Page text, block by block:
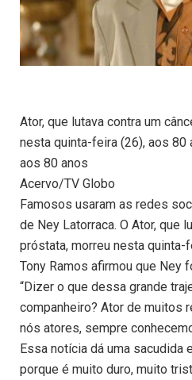
Ator, que lutava contra um
nesta quinta-feira (26), aos 80
aos 80 anos
Acervo/TV Globo
Famosos usaram as redes
de Ney Latorraca. O Ator, que
próstata, morreu nesta quinta-
Tony Ramos afirmou que Ney
“Dizer o que dessa grande
companheiro? Ator de muitos
nós atores, sempre
Essa notícia dá uma sacudida
porque é muito duro, muito